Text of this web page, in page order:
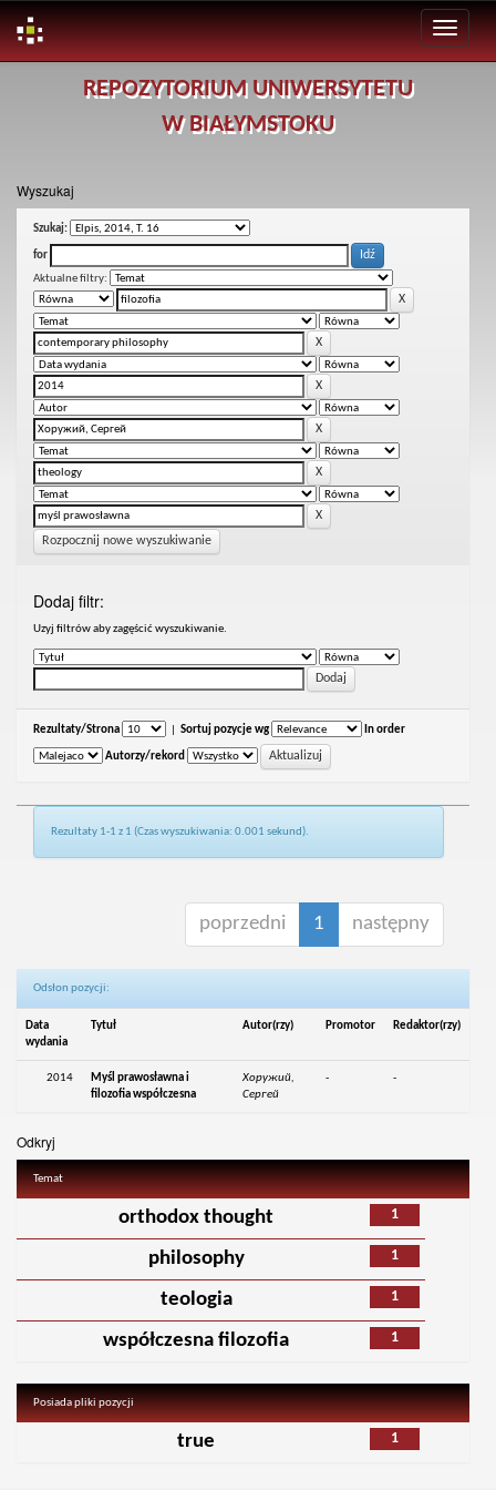
REPOZYTORIUM UNIWERSYTETU
W BIAŁYMSTOKU
Wyszukaj
Szukaj:
for
Aktualne filtry:
Rozpocznij nowe wyszukiwanie
Dodaj filtr:
Uzyj filtrów aby zagęścić wyszukiwanie.
Rezultaty/Strona Sortuj pozycje wg In order
Autorzy/rekord
Rezultaty 1-1 z 1 (Czas wyszukiwania: 0.001 sekund).
poprzedni 1 następny
Odsłon pozycji:
Data
wydania
Tytuł Autor(rzy) Promotor Redaktor(rzy)
2014
Myśl prawosławna i
filozofia współczesna
Хоружий,
Сергей
- -
Odkryj
Temat
1
orthodox thought
1
philosophy
1
teologia
1
współczesna filozofia
Posiada pliki pozycji
1
true